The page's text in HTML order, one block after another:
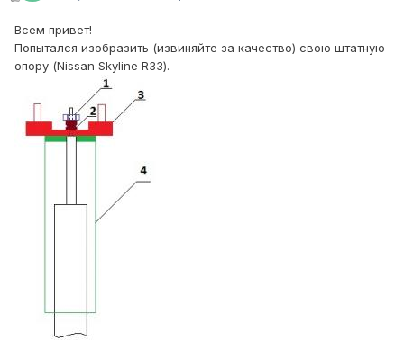
Всем привет!
Попытался изобразить (извиняйте за качество) свою штатную
опору (Nissan Skyline R33).